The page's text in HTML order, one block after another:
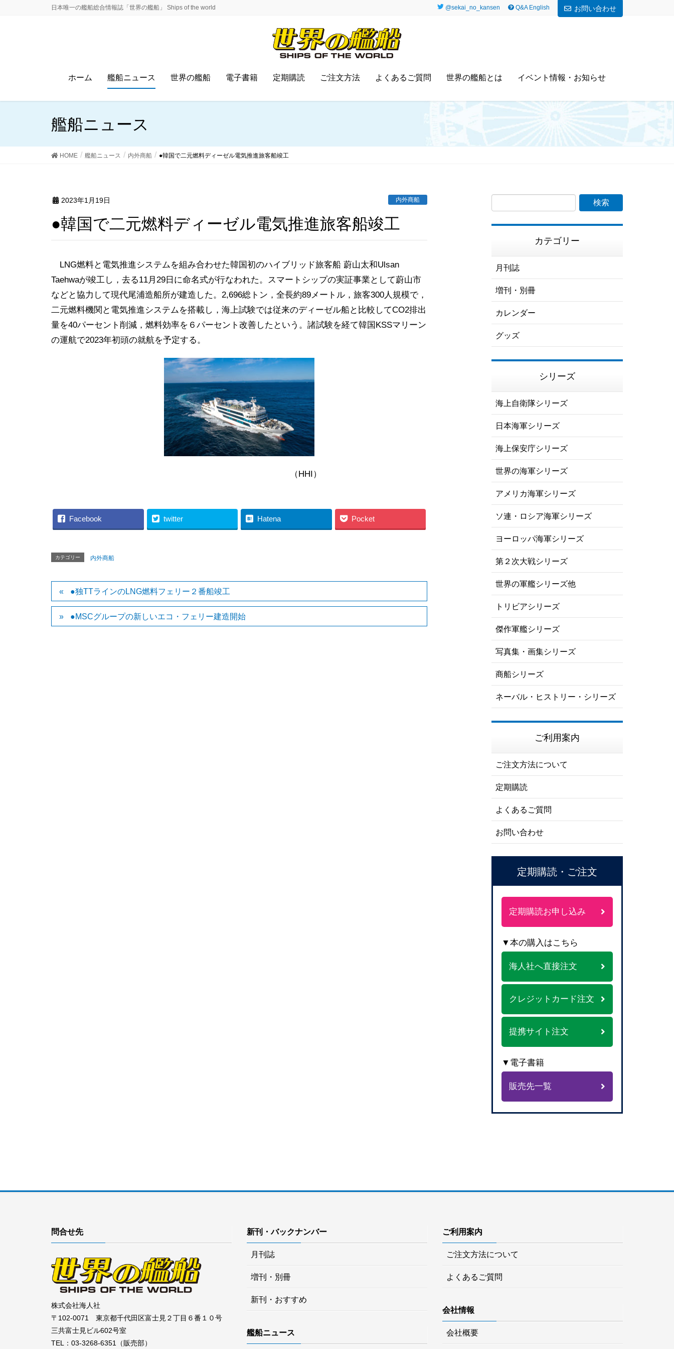
日本唯一の艦船総合情報誌「世界の艦船」 Ships of the world @sekai_no_kansen Q&A English お問い合わせ
ホーム 艦船ニュース 世界の艦船 電子書籍 定期購読 ご注文方法 よくあるご質問 世界の艦船とは イベント情報・お知らせ
艦船ニュース
HOME 艦船ニュース 内外商船 ●韓国で二元燃料ディーゼル電気推進旅客船竣工
2023年1月19日 内外商船
●韓国で二元燃料ディーゼル電気推進旅客船竣工
LNG燃料と電気推進システムを組み合わせた韓国初のハイブリッド旅客船 蔚山太和Ulsan
Taehwaが竣工し，去る11月29日に命名式が行なわれた。スマートシップの実証事業として蔚山市
などと協力して現代尾浦造船所が建造した。2,696総トン，全長約89メートル，旅客300人規模で，
二元燃料機関と電気推進システムを搭載し，海上試験では従来のディーゼル船と比較してCO2排出
量を40パーセント削減，燃料効率を６パーセント改善したという。諸試験を経て韓国KSSマリーン
の運航で2023年初頭の就航を予定する。
（HHI）
Facebook twitter Hatena Pocket
カテゴリー 内外商船
●独TTラインのLNG燃料フェリー２番船竣工
●MSCグループの新しいエコ・フェリー建造開始
カテゴリー
月刊誌
増刊・別冊
カレンダー
グッズ
シリーズ
海上自衛隊シリーズ
日本海軍シリーズ
海上保安庁シリーズ
世界の海軍シリーズ
アメリカ海軍シリーズ
ソ連・ロシア海軍シリーズ
ヨーロッパ海軍シリーズ
第２次大戦シリーズ
世界の軍艦シリーズ他
トリビアシリーズ
傑作軍艦シリーズ
写真集・画集シリーズ
商船シリーズ
ネーバル・ヒストリー・シリーズ
ご利用案内
ご注文方法について
定期購読
よくあるご質問
お問い合わせ
定期購読・ご注文
定期購読お申し込み
▼本の購入はこちら
海人社へ直接注文
クレジットカード注文
提携サイト注文
▼電子書籍
販売先一覧
問合せ先
株式会社海人社
〒102-0071 東京都千代田区富士見２丁目６番１０号
三共富士見ビル602号室
TEL：03-3268-6351（販売部）
新刊・バックナンバー
月刊誌
増刊・別冊
新刊・おすすめ
艦船ニュース
ご利用案内
ご注文方法について
よくあるご質問
会社情報
会社概要